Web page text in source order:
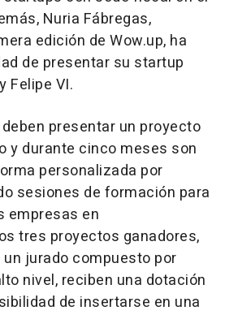
Nuria Fábregas,
edición de Wow.up, ha
de presentar su startup
Felipe VI.
presentar un proyecto
y durante cinco meses son
personalizada por
sesiones de formación para
empresas en
tres proyectos ganadores,
jurado compuesto por
nivel, reciben una dotación
de insertarse en una